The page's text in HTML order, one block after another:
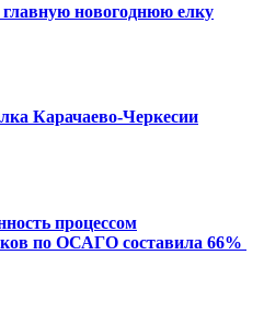
новогоднюю елку
Карачаево-Черкесии
процессом
по ОСАГО составила 66%